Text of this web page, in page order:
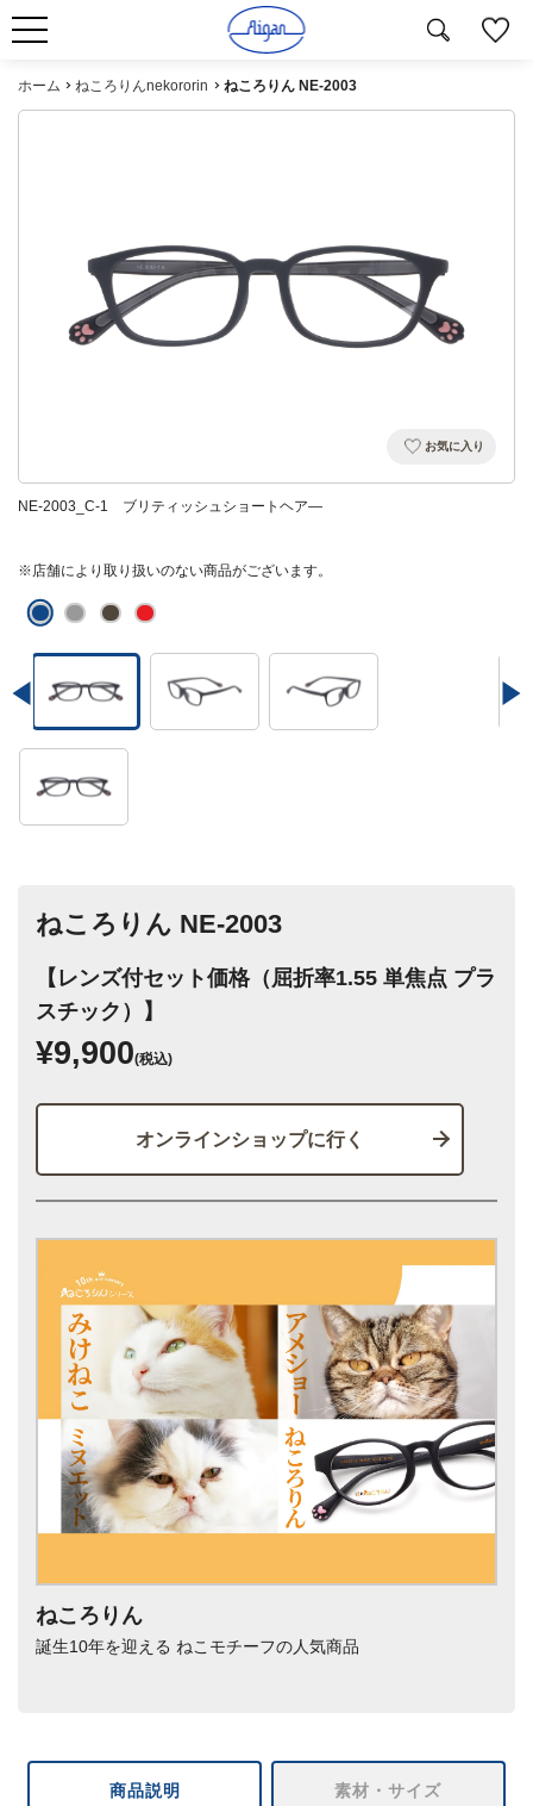
ホーム ねころりんnekororin ねころりん NE-2003
お気に入り
NE-2003_C-1 ブリティッシュショートヘア―
※店舗により取り扱いのない商品がございます。
ねころりん NE-2003
【レンズ付セット価格（屈折率1.55 単焦点 プラ
スチック）】
¥9,900(税込)
オンラインショップに行く
ねころりん
誕生10年を迎える ねこモチーフの人気商品
商品説明 素材・サイズ